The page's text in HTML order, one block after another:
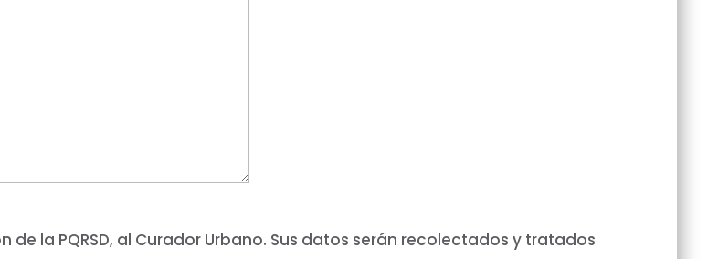
de la PQRSD, al Curador Urbano. Sus datos serán recolectados y tratados